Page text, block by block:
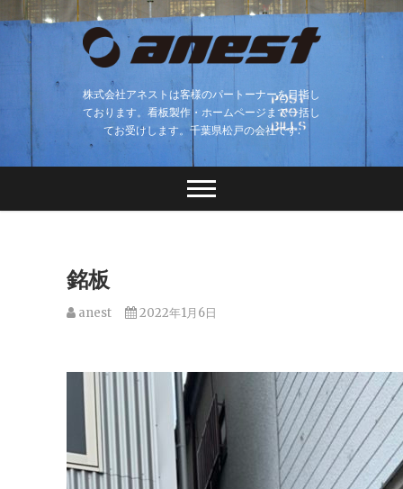
株式会社アネストは客様のパートーナーを目指し
ております。看板製作・ホームページまで一括し
てお受けします。千葉県松戸の会社です.
銘板
anest 2022年1月6日